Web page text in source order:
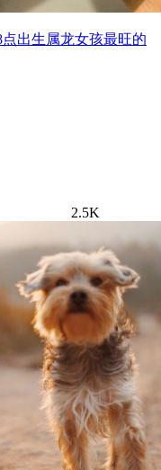
点出生属龙女孩最旺的
2.5K